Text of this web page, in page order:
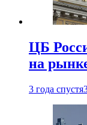
ЦБ
на
3 года спустя